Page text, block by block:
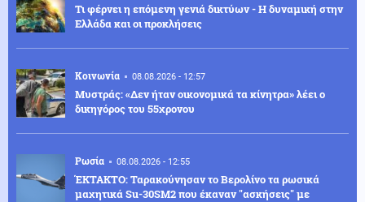
Τι φέρνει η επόμενη γενιά δικτύων - Η δυναμική στην
Ελλάδα και οι προκλήσεις
Κοινωνία 08.08.2026 - 12:57
Μυστράς: «Δεν ήταν οικονομικά τα κίνητρα» λέει ο
δικηγόρος του 55χρονου
Ρωσία 08.08.2026 - 12:55
ΈΚΤΑΚΤΟ: Ταρακούνησαν το Βερολίνο τα ρωσικά
μαχητικά Su-30SM2 που έκαναν "ασκήσεις" με